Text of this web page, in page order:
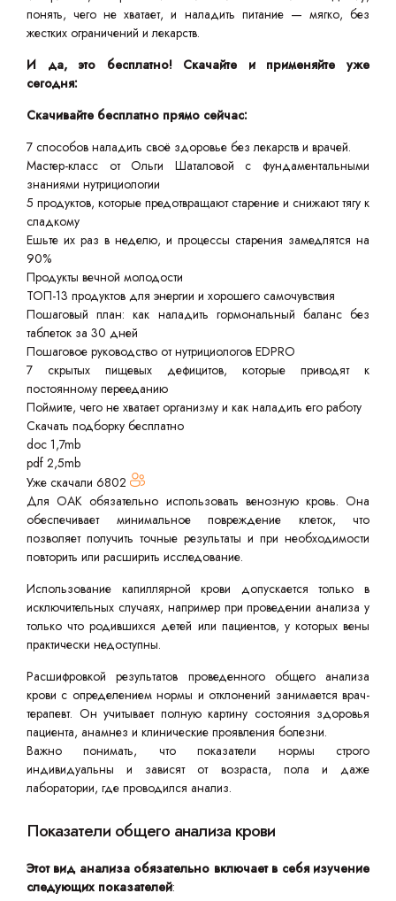
понять, чего не хватает, и наладить питание — мягко, без
жестких ограничений и лекарств.
И да, это бесплатно! Скачайте и применяйте уже
сегодня:
Скачивайте бесплатно прямо сейчас:
7 способов наладить своё здоровье без лекарств и врачей.
Мастер-класс от Ольги Шаталовой с фундаментальными
знаниями нутрициологии
5 продуктов, которые предотвращают старение и снижают тягу к
сладкому
Ешьте их раз в неделю, и процессы старения замедлятся на
90%
Продукты вечной молодости
ТОП-13 продуктов для энергии и хорошего самочувствия
Пошаговый план: как наладить гормональный баланс без
таблеток за 30 дней
Пошаговое руководство от нутрициологов EDPRO
7 скрытых пищевых дефицитов, которые приводят к
постоянному перееданию
Поймите, чего не хватает организму и как наладить его работу
Скачать подборку бесплатно
doc 1,7mb
pdf 2,5mb
Уже скачали 6802
Для ОАК обязательно использовать венозную кровь. Она
обеспечивает минимальное повреждение клеток, что
позволяет получить точные результаты и при необходимости
повторить или расширить исследование.
Использование капиллярной крови допускается только в
исключительных случаях, например при проведении анализа у
только что родившихся детей или пациентов, у которых вены
практически недоступны.
Расшифровкой результатов проведенного общего анализа
крови с определением нормы и отклонений занимается врач-
терапевт. Он учитывает полную картину состояния здоровья
пациента, анамнез и клинические проявления болезни.
Важно понимать, что показатели нормы строго
индивидуальны и зависят от возраста, пола и даже
лаборатории, где проводился анализ.
Показатели общего анализа крови
Этот вид анализа обязательно включает в себя изучение
следующих показателей: